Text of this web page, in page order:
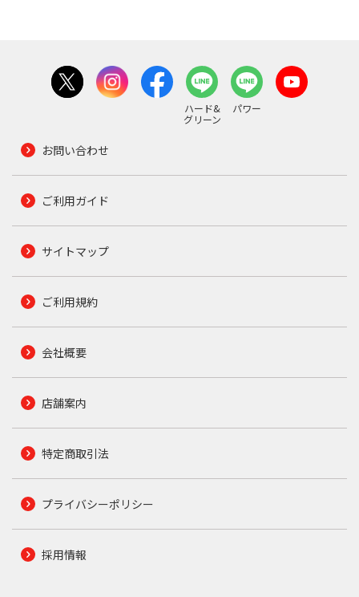
ハード&
グリーン
パワー
お問い合わせ
ご利用ガイド
サイトマップ
ご利用規約
会社概要
店舗案内
特定商取引法
プライバシーポリシー
採用情報